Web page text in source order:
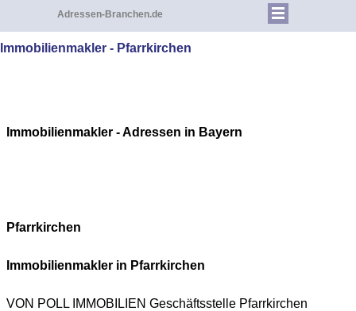
Adressen-Branchen.de
Immobilienmakler - Pfarrkirchen
Immobilienmakler - Adressen in Bayern
Pfarrkirchen
Immobilienmakler in Pfarrkirchen
VON POLL IMMOBILIEN Geschäftsstelle Pfarrkirchen